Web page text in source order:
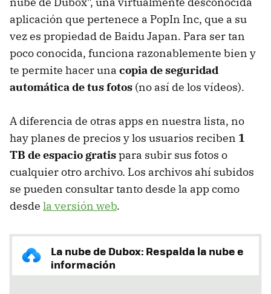
aplicación que pertenece a PopIn Inc, que a su
vez es propiedad de Baidu Japan. Para ser tan
poco conocida, funciona razonablemente bien y
te permite hacer una copia de seguridad
automática de tus fotos (no así de los vídeos).
A diferencia de otras apps en nuestra lista, no
hay planes de precios y los usuarios reciben 1
TB de espacio gratispara subir sus fotos o
cualquier otro archivo. Los archivos ahí subidos
se pueden consultar tanto desde la app como
desde la versión web.
La nube de Dubox: Respalda la nube e
información